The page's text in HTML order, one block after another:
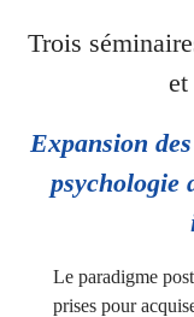
Trois
Expansion
psychologie
Le paradigme
prises pour